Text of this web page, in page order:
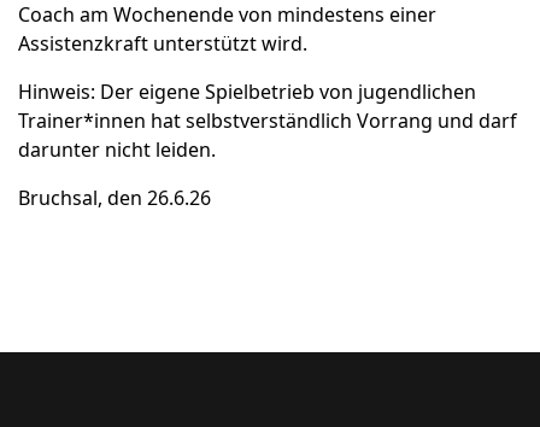
Coach am Wochenende von mindestens einer
Assistenzkraft unterstützt wird.
Hinweis: Der eigene Spielbetrieb von jugendlichen
Trainer*innen hat selbstverständlich Vorrang und darf
darunter nicht leiden.
Bruchsal, den 26.6.26